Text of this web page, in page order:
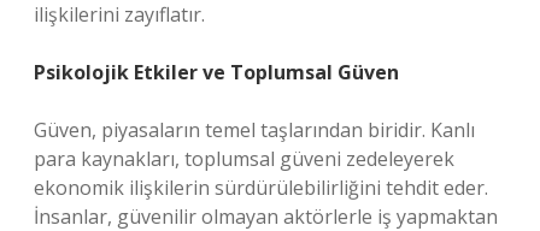
ilişkilerini zayıflatır.
Psikolojik Etkiler ve Toplumsal Güven
Güven, piyasaların temel taşlarından biridir. Kanlı
para kaynakları, toplumsal güveni zedeleyerek
ekonomik ilişkilerin sürdürülebilirliğini tehdit eder.
İnsanlar, güvenilir olmayan aktörlerle iş yapmaktan